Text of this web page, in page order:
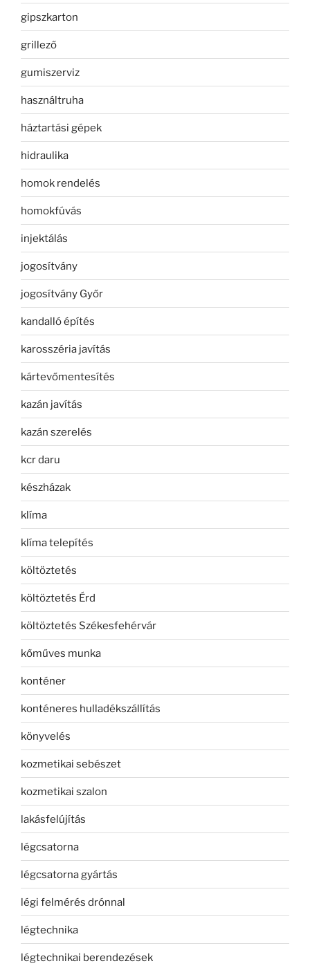
gipszkarton
grillező
gumiszerviz
használtruha
háztartási gépek
hidraulika
homok rendelés
homokfúvás
injektálás
jogosítvány
jogosítvány Győr
kandalló építés
karosszéria javítás
kártevőmentesítés
kazán javítás
kazán szerelés
kcr daru
készházak
klíma
klíma telepítés
költöztetés
költöztetés Érd
költöztetés Székesfehérvár
kőműves munka
konténer
konténeres hulladékszállítás
könyvelés
kozmetikai sebészet
kozmetikai szalon
lakásfelújítás
légcsatorna
légcsatorna gyártás
légi felmérés drónnal
légtechnika
légtechnikai berendezések